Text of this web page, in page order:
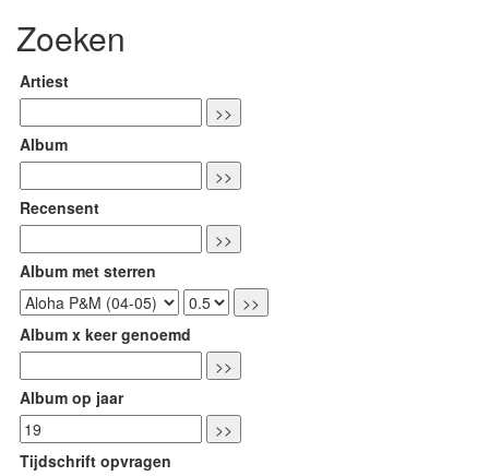
Zoeken
Artiest
Album
Recensent
Album met sterren
Album x keer genoemd
Album op jaar
Tijdschrift opvragen